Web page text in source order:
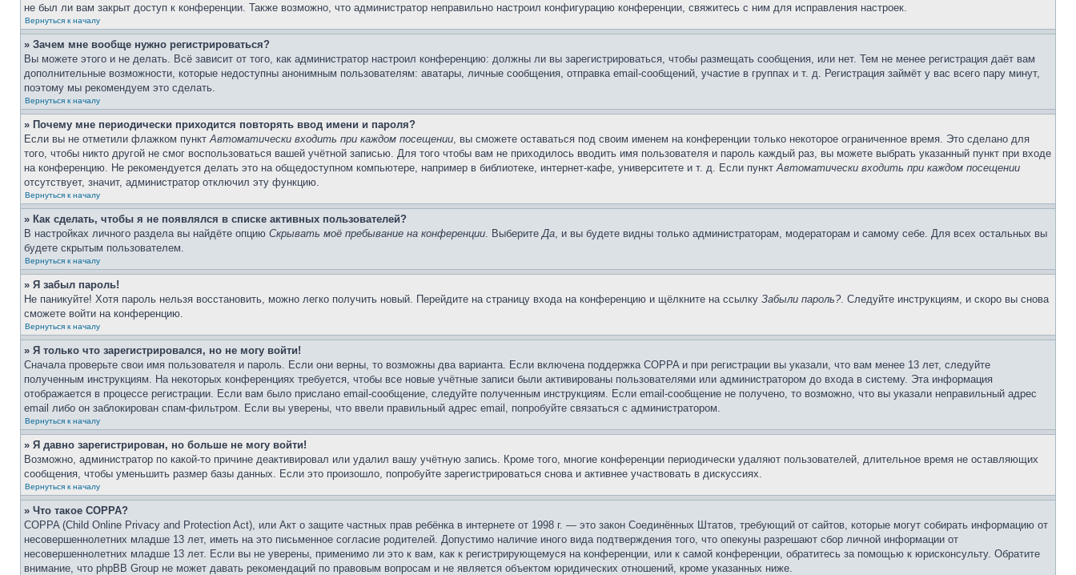
не был ли вам закрыт доступ к конференции. Также возможно, что администратор неправильно настроил конфигурацию конференции, свяжитесь с ним для исправления настроек.
Вернуться к началу
» Зачем мне вообще нужно регистрироваться?
Вы можете этого и не делать. Всё зависит от того, как администратор настроил конференцию: должны ли вы зарегистрироваться, чтобы размещать сообщения, или нет. Тем не менее регистрация даёт вам
дополнительные возможности, которые недоступны анонимным пользователям: аватары, личные сообщения, отправка email-сообщений, участие в группах и т. д. Регистрация займёт у вас всего пару минут,
поэтому мы рекомендуем это сделать.
Вернуться к началу
» Почему мне периодически приходится повторять ввод имени и пароля?
Если вы не отметили флажком пунктАвтоматически входить при каждом посещении, вы сможете оставаться под своим именем на конференции только некоторое ограниченное время. Это сделано для
того, чтобы никто другой не смог воспользоваться вашей учётной записью. Для того чтобы вам не приходилось вводить имя пользователя и пароль каждый раз, вы можете выбрать указанный пункт при входе
на конференцию. Не рекомендуется делать это на общедоступном компьютере, например в библиотеке, интернет-кафе, университете и т. д. Если пунктАвтоматически входить при каждом посещении
отсутствует, значит, администратор отключил эту функцию.
Вернуться к началу
» Как сделать, чтобы я не появлялся в списке активных пользователей?
В настройках личного раздела вы найдёте опцию Скрывать моё пребывание на конференции. ВыберитеДа, и вы будете видны только администраторам, модераторам и самому себе. Для всех остальных вы
будете скрытым пользователем.
Вернуться к началу
» Я забыл пароль!
Не паникуйте! Хотя пароль нельзя восстановить, можно легко получить новый. Перейдите на страницу входа на конференцию и щёлкните на ссылку Забыли пароль?. Следуйте инструкциям, и скоро вы снова
сможете войти на конференцию.
Вернуться к началу
» Я только что зарегистрировался, но не могу войти!
Сначала проверьте свои имя пользователя и пароль. Если они верны, то возможны два варианта. Если включена поддержка COPPA и при регистрации вы указали, что вам менее 13 лет, следуйте
полученным инструкциям. На некоторых конференциях требуется, чтобы все новые учётные записи были активированы пользователями или администратором до входа в систему. Эта информация
отображается в процессе регистрации. Если вам было прислано email-сообщение, следуйте полученным инструкциям. Если email-сообщение не получено, то возможно, что вы указали неправильный адрес
email либо он заблокирован спам-фильтром. Если вы уверены, что ввели правильный адрес email, попробуйте связаться с администратором.
Вернуться к началу
» Я давно зарегистрирован, но больше не могу войти!
Возможно, администратор по какой-то причине деактивировал или удалил вашу учётную запись. Кроме того, многие конференции периодически удаляют пользователей, длительное время не оставляющих
сообщения, чтобы уменьшить размер базы данных. Если это произошло, попробуйте зарегистрироваться снова и активнее участвовать в дискуссиях.
Вернуться к началу
» Что такое COPPA?
COPPA (Child Online Privacy and Protection Act), или Акт о защите частных прав ребёнка в интернете от 1998 г. — это закон Соединённых Штатов, требующий от сайтов, которые могут собирать информацию от
несовершеннолетних младше 13 лет, иметь на это письменное согласие родителей. Допустимо наличие иного вида подтверждения того, что опекуны разрешают сбор личной информации от
несовершеннолетних младше 13 лет. Если вы не уверены, применимо ли это к вам, как к регистрирующемуся на конференции, или к самой конференции, обратитесь за помощью к юрисконсульту. Обратите
внимание, что phpBB Group не может давать рекомендаций по правовым вопросам и не является объектом юридических отношений, кроме указанных ниже.